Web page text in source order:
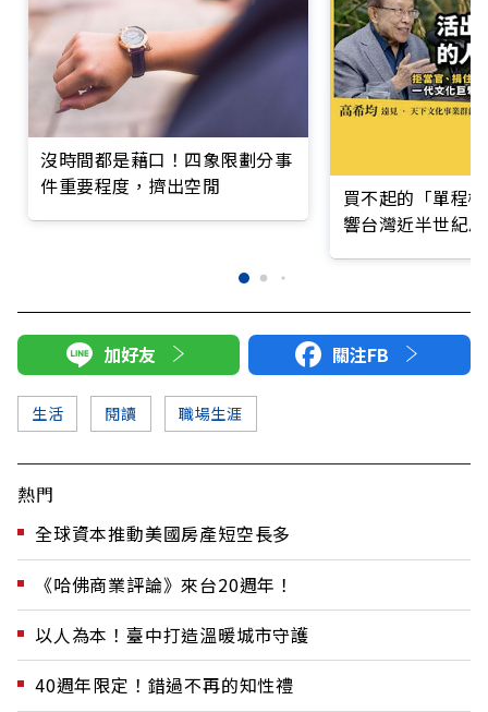
沒時間都是藉口！四象限劃分事
件重要程度，擠出空閒
買不起的「單程
響台灣近半世紀
加好友 關注FB
生活 閱讀 職場生涯
熱門
全球資本推動美國房產短空長多
《哈佛商業評論》來台20週年！
以人為本！臺中打造溫暖城市守護
40週年限定！錯過不再的知性禮